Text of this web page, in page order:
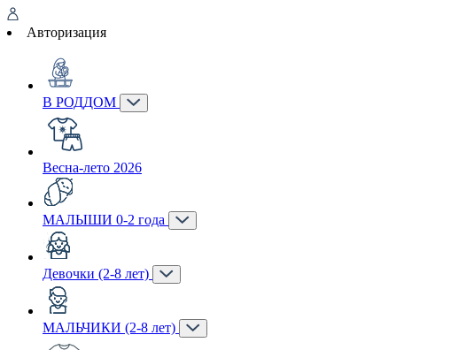
Авторизация
В РОДДОМ
Весна-лето 2026
МАЛЫШИ 0-2 года
Девочки (2-8 лет)
МАЛЬЧИКИ (2-8 лет)